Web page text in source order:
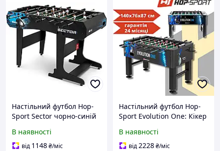
Настільний футбол Hop-
Sport Sector чорно-синій
В наявності
від 1148₴/міс
Настільний футбол Hop-
Sport Evolution One: Кікер
(140x75,5x86,5 см)
В наявності
від2228₴/міс